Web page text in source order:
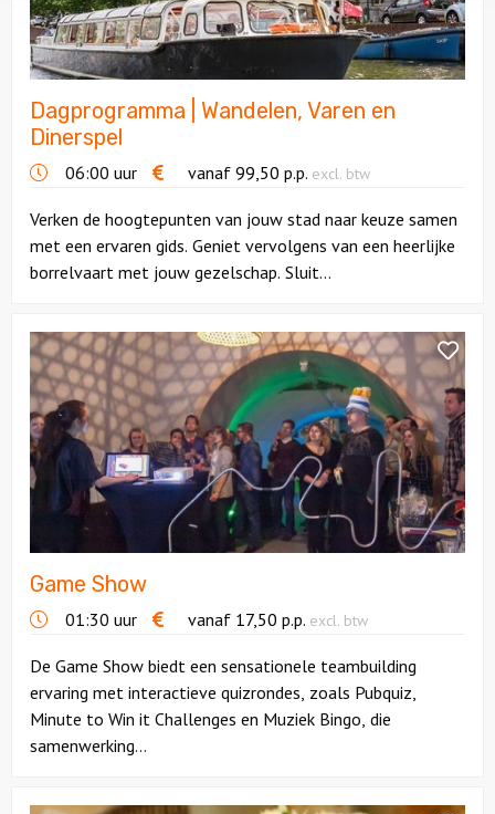
Dinerspel
Dagprogramma | Wandelen, Varen en
Dinerspel
06:00 uur vanaf 99,50 p.p. excl. btw
Verken de hoogtepunten van jouw stad naar keuze samen
met een ervaren gids. Geniet vervolgens van een heerlijke
borrelvaart met jouw gezelschap. Sluit...
Bekijk
Game
Show
Game Show
01:30 uur vanaf 17,50 p.p. excl. btw
De Game Show biedt een sensationele teambuilding
ervaring met interactieve quizrondes, zoals Pubquiz,
Minute to Win it Challenges en Muziek Bingo, die
samenwerking...
Bekijk